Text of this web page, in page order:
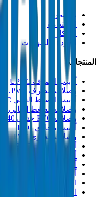
من نحن
الاستدامة
الابتكار
الجودة والشهادات
المنتجات
أنابيب الصرف UPVC
وصلات الصرف UPVC
أنابيب الضغط العالي PVC
وصلات الضغط العالي PVC
وصلات PVC جدول 40
أنابيب مجاري PVC
وصلات مجاري PVC
أنابيب القنوات PVC
أنابيب PP-R
أنابيب HDPE
أنابيب PEX
التصنيعات والإكسسوارات
المذيبات